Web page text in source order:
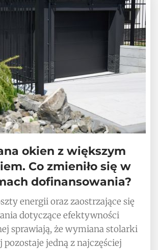
okien z większym
Co zmieniło się w
dofinansowania?
energii oraz zaostrzające się
dotyczące efektywności
sprawiają, że wymiana stolarki
pozostaje jedną z najczęściej